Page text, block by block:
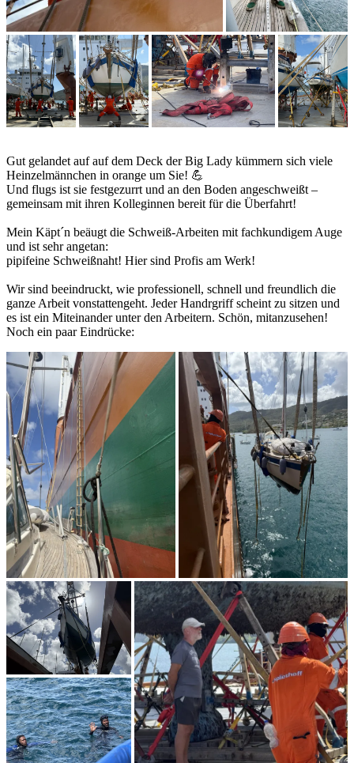
Gut gelandet auf auf dem Deck der Big Lady kümmern sich viele
Heinzelmännchen in orange um Sie! 💪
Und flugs ist sie festgezurrt und an den Boden angeschweißt –
gemeinsam mit ihren Kolleginnen bereit für die Überfahrt!
Mein Käpt´n beäugt die Schweiß-Arbeiten mit fachkundigem Auge
und ist sehr angetan:
pipifeine Schweißnaht! Hier sind Profis am Werk!
Wir sind beeindruckt, wie professionell, schnell und freundlich die
ganze Arbeit vonstattengeht. Jeder Handrgriff scheint zu sitzen und
es ist ein Miteinander unter den Arbeitern. Schön, mitanzusehen!
Noch ein paar Eindrücke: